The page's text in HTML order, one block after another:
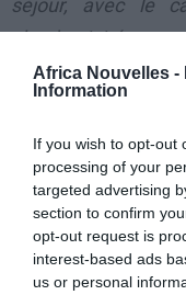
Africa Nouvelles -
Information
If you wish to opt-out
processing of your
targeted advertising
section to confirm
opt-out request is
interest-based ads
us or personal
clandestinité».
Selon la membre
de reprendre
renouvelé
un peu de temps
autres victimes du